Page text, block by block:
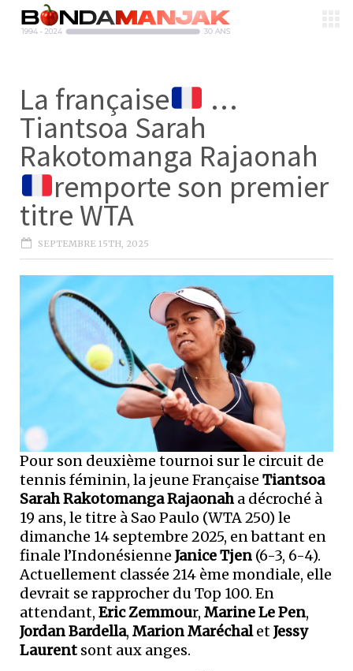
La française …
Tiantsoa Sarah
Rakotomanga Rajaonah
remporte son premier
titre WTA
SEPTEMBRE 15TH, 2025
Pour son deuxième tournoi sur le circuit de
tennis féminin, la jeune Française Tiantsoa
Sarah Rakotomanga Rajaonaha décroché à
19 ans, le titre à Sao Paulo (WTA 250) le
dimanche 14 septembre 2025, en battant en
finale l’Indonésienne Janice Tjen (6-3, 6-4).
Actuellement classée 214 ème mondiale, elle
devrait se rapprocher du Top 100. En
attendant, Eric Zemmour, Marine Le Pen,
Jordan Bardella, Marion MaréchaletJessy
Laurent sont aux anges.